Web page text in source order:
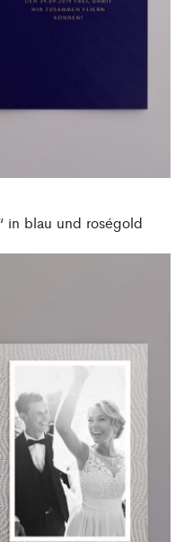
in blau und roségold